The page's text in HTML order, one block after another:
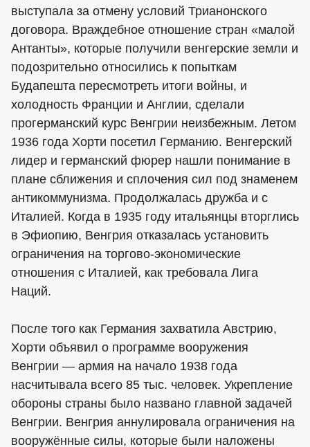
выступала за отмену условий Трианонского
договора. Враждебное отношение стран «малой
Антанты», которые получили венгерские земли и
подозрительно относились к попыткам
Будапешта пересмотреть итоги войны, и
холодность Франции и Англии, сделали
прогерманский курс Венгрии неизбежным. Летом
1936 года Хорти посетил Германию. Венгерский
лидер и германский фюрер нашли понимание в
плане сближения и сплочения сил под знаменем
антикоммунизма. Продолжалась дружба и с
Италией. Когда в 1935 году итальянцы вторглись
в Эфиопию, Венгрия отказалась установить
ограничения на торгово-экономические
отношения с Италией, как требовала Лига
Наций.
После того как Германия захватила Австрию,
Хорти объявил о программе вооружения
Венгрии — армия на начало 1938 года
насчитывала всего 85 тыс. человек. Укрепление
обороны страны было названо главной задачей
Венгрии. Венгрия аннулировала ограничения на
вооружённые силы, которые были наложены